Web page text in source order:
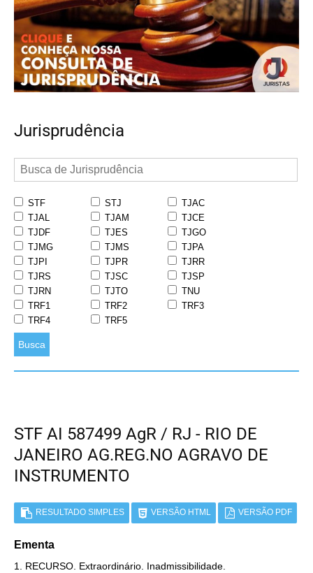
Jurisprudência
STF STJ
TJAC
TJAL
TJAM
TJCE
TJDF
TJES
TJGO
TJMG
TJMS
TJPA
TJPI
TJPR
TJRR
TJRS
TJSC
TJSP
TJRN
TJTO
TNU
TRF1
TRF2
TRF3
TRF4
TRF5
Busca
STF AI 587499 AgR / RJ - RIO DE
JANEIRO AG.REG.NO AGRAVO DE
INSTRUMENTO
RESULTADO SIMPLES VERSÃO HTML VERSÃO PDF
Ementa
1. RECURSO. Extraordinário. Inadmissibilidade.